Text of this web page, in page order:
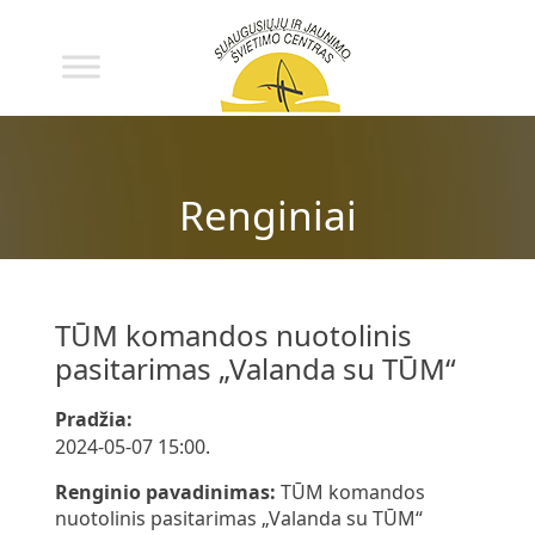
Renginiai
TŪM komandos nuotolinis
pasitarimas „Valanda su TŪM“
Pradžia:
2024-05-07 15:00.
Renginio pavadinimas: TŪM komandos
nuotolinis pasitarimas „Valanda su TŪM“